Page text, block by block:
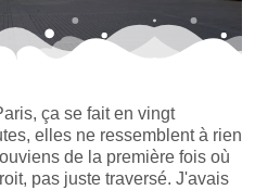
ça se fait en vingt
elles ne ressemblent à rien
de la première fois où
pas juste traversé. J'avais